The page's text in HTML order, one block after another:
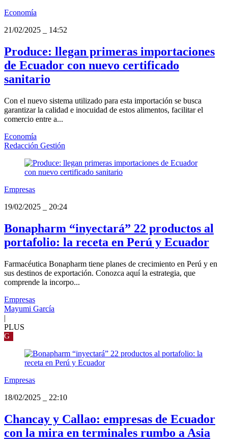
Economía
21/02/2025
14:52
Produce: llegan primeras importaciones
de Ecuador con nuevo certificado
sanitario
Con el nuevo sistema utilizado para esta importación se busca
garantizar la calidad e inocuidad de estos alimentos, facilitar el
comercio entre a...
Economía
Redacción Gestión
Empresas
19/02/2025
20:24
Bonapharm “inyectará” 22 productos al
portafolio: la receta en Perú y Ecuador
Farmacéutica Bonapharm tiene planes de crecimiento en Perú y en
sus destinos de exportación. Conozca aquí la estrategia, que
comprende la incorpo...
Empresas
Mayumi García
|
PLUS
G
Empresas
18/02/2025
22:10
Chancay y Callao: empresas de Ecuador
con la mira en terminales rumbo a Asia